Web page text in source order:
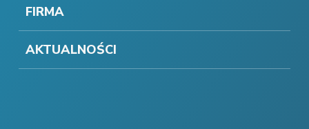
FIRMA
AKTUALNOŚCI